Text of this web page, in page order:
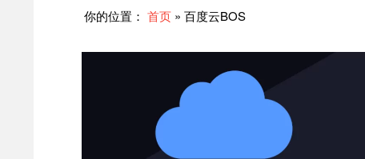
你的位置： 首页 » 百度云BOS